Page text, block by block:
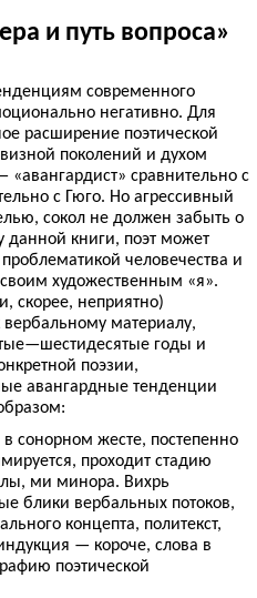
и путь вопроса»
современного
негативно. Для
расширение поэтической
поколений и духом
сравнительно с
с Гюго. Но агрессивный
сокол не должен забыть о
данной книги, поэт может
человечества и
художественным «я».
скорее, неприятно)
материалу,
годы и
поэзии,
авангардные тенденции
сонорном жесте, постепенно
проходит стадию
ми минора. Вихрь
блики вербальных потоков,
концепта, политекст,
— короче, слова в
поэтической